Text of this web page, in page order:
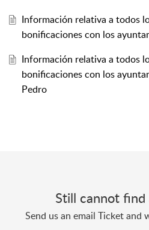
Información relativa a todos
bonificaciones con los
Información relativa a todos
bonificaciones con los
Pedro
Still cannot find
Send us an email Ticket and